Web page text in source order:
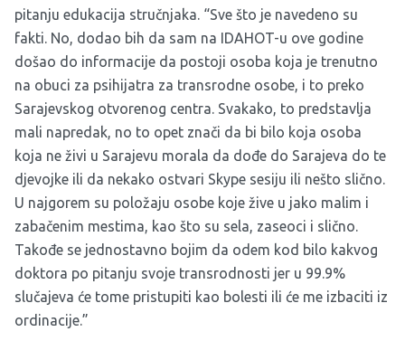
pitanju edukacija stručnjaka. “Sve što je navedeno su
fakti. No, dodao bih da sam na IDAHOT-u ove godine
došao do informacije da postoji osoba koja je trenutno
na obuci za psihijatra za transrodne osobe, i to preko
Sarajevskog otvorenog centra. Svakako, to predstavlja
mali napredak, no to opet znači da bi bilo koja osoba
koja ne živi u Sarajevu morala da dođe do Sarajeva do te
djevojke ili da nekako ostvari Skype sesiju ili nešto slično.
U najgorem su položaju osobe koje žive u jako malim i
zabačenim mestima, kao što su sela, zaseoci i slično.
Takođe se jednostavno bojim da odem kod bilo kakvog
doktora po pitanju svoje transrodnosti jer u 99.9%
slučajeva će tome pristupiti kao bolesti ili će me izbaciti iz
ordinacije.”